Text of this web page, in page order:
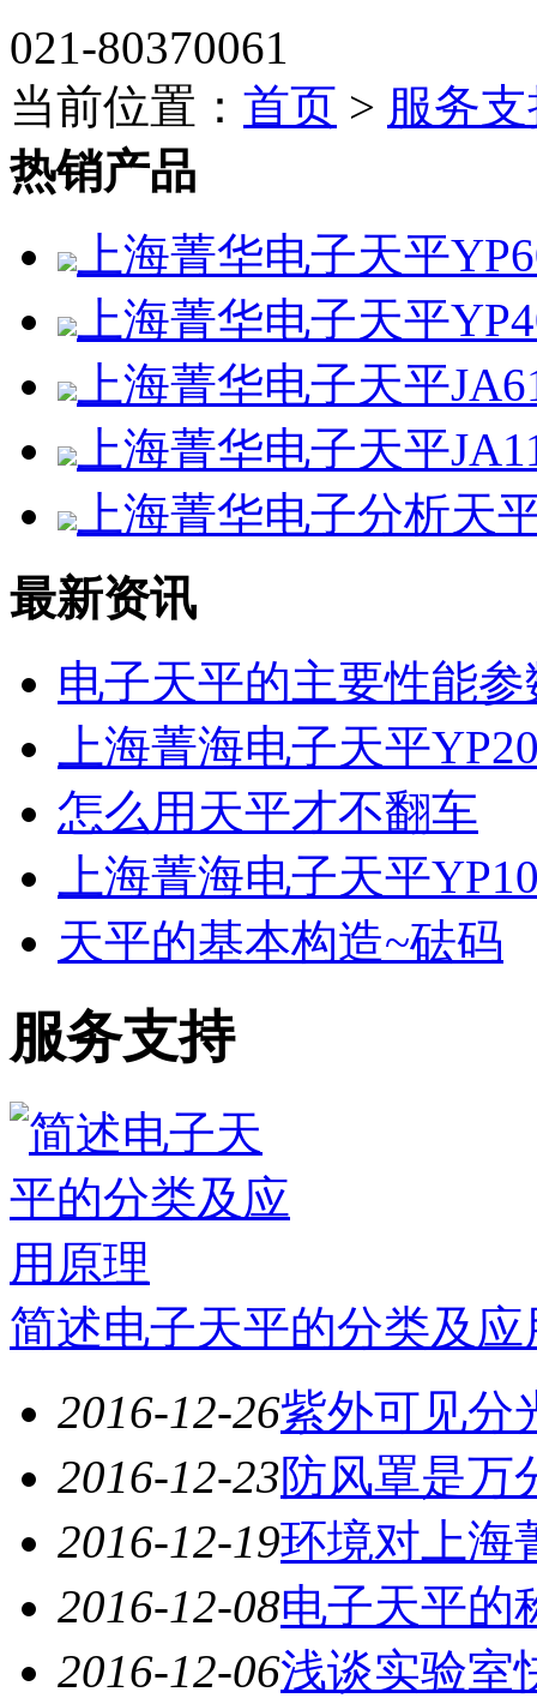
021-80370061
当前位置： 首页 > 服务
热销产品
上海菁华电子天平
上海菁华电子天平
上海菁华电子天平
上海菁华电子天平
上海菁华电子分析天
最新资讯
电子天平的主要性能参
上海菁海电子天平
怎么用天平才不翻车
上海菁海电子天平
天平的基本构造~砝码
服务支持
简述电子天平的分类及应
2016-12-26紫外可见分
2016-12-23防风罩是万
2016-12-19环境对上海
2016-12-08电子天平的
2016-12-06浅谈实验室